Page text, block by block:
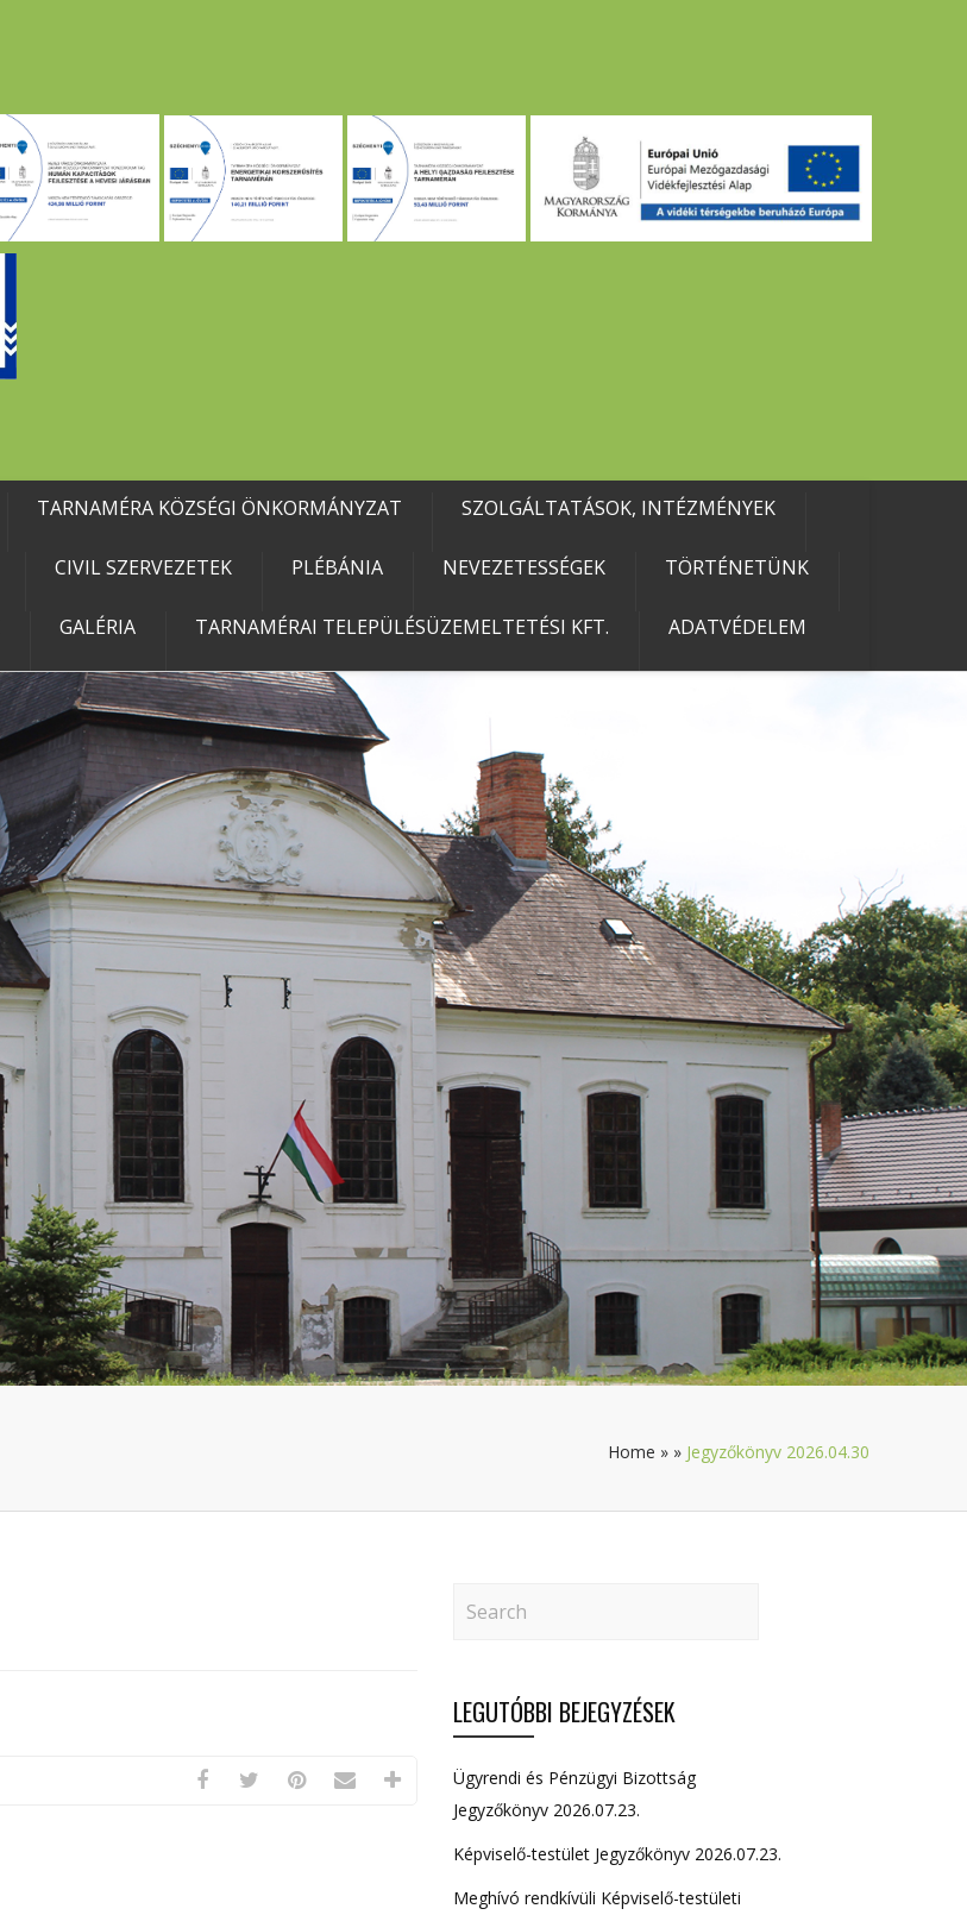
TARNAMÉRA KÖZSÉGI ÖNKORMÁNYZAT SZOLGÁLTATÁSOK, INTÉZMÉNYEK
CIVIL SZERVEZETEK PLÉBÁNIA NEVEZETESSÉGEK TÖRTÉNETÜNK
GALÉRIA TARNAMÉRAI TELEPÜLÉSÜZEMELTETÉSI KFT. ADATVÉDELEM
Home » » Jegyzőkönyv 2026.04.30
LEGUTÓBBI BEJEGYZÉSEK
Ügyrendi és Pénzügyi Bizottság
Jegyzőkönyv 2026.07.23.
Képviselő-testület Jegyzőkönyv 2026.07.23.
Meghívó rendkívüli Képviselő-testületi